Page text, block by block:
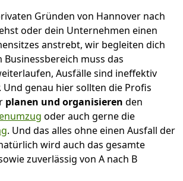
Gründen von Hannover nach
oder dein Unternehmen einen
anstrebt, wir begleiten dich
Businessbereich muss das
Ausfälle sind ineffektiv
Und genau hier sollten die Profis
planen und organisieren den
oder auch gerne die
. Und das alles ohne einen Ausfall der
wird auch das gesamte
zuverlässig von A nach B